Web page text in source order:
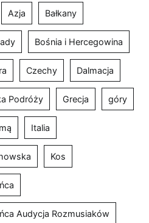
Azja Bałkany
Bośnia i Hercegowina
Czechy Dalmacja
Podróży Grecja góry
Italia
Kos
Audycja Rozmusiaków